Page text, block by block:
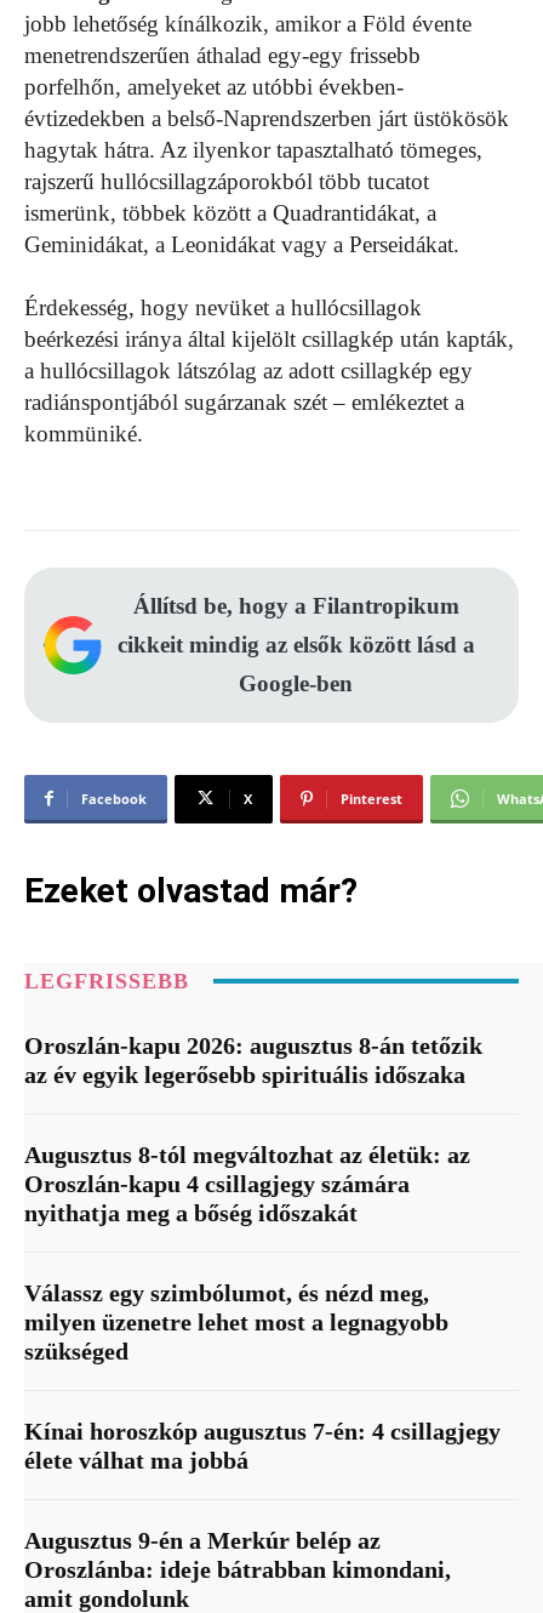
jobb lehetőség kínálkozik, amikor a Föld évente
menetrendszerűen áthalad egy-egy frissebb
porfelhőn, amelyeket az utóbbi években-
évtizedekben a belső-Naprendszerben járt üstökösök
hagytak hátra. Az ilyenkor tapasztalható tömeges,
rajszerű hullócsillagzáporokból több tucatot
ismerünk, többek között a Quadrantidákat, a
Geminidákat, a Leonidákat vagy a Perseidákat.
Érdekesség, hogy nevüket a hullócsillagok
beérkezési iránya által kijelölt csillagkép után kapták,
a hullócsillagok látszólag az adott csillagkép egy
radiánspontjából sugárzanak szét – emlékeztet a
kommüniké.
Állítsd be, hogy a Filantropikum
cikkeit mindig az elsők között lásd a
Google-ben
Facebook X Pinterest
Ezeket olvastad már?
LEGFRISSEBB
Oroszlán-kapu 2026: augusztus 8-án tetőzik
az év egyik legerősebb spirituális időszaka
Augusztus 8-tól megváltozhat az életük: az
Oroszlán-kapu 4 csillagjegy számára
nyithatja meg a bőség időszakát
Válassz egy szimbólumot, és nézd meg,
milyen üzenetre lehet most a legnagyobb
szükséged
Kínai horoszkóp augusztus 7-én: 4 csillagjegy
élete válhat ma jobbá
Augusztus 9-én a Merkúr belép az
Oroszlánba: ideje bátrabban kimondani,
amit gondolunk